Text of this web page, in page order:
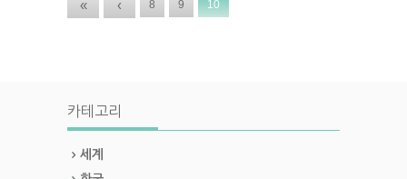
« ‹ 8 9 10
카테고리
세계